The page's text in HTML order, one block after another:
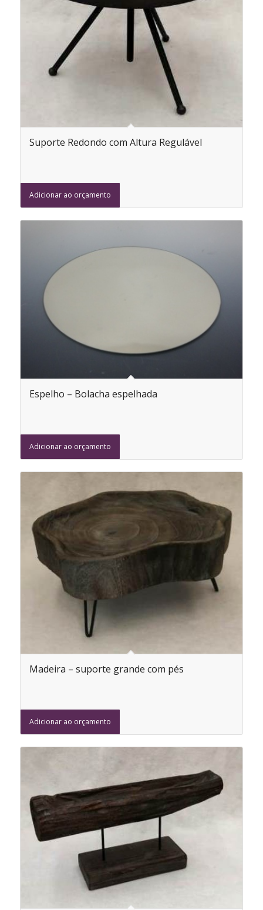
Suporte Redondo com Altura Regulável
Adicionar ao orçamento
Espelho – Bolacha espelhada
Adicionar ao orçamento
Madeira – suporte grande com pés
Adicionar ao orçamento